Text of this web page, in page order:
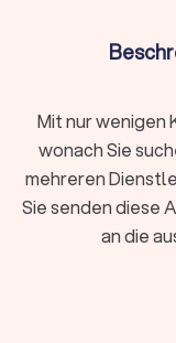
Moderne
klassischen Büro
Dienstleistungen
Belegübermittlung
haben Vorzüge:
Persönlicher
Mit nur wenigen
wonach Sie
mehreren
Sie senden diese
an die